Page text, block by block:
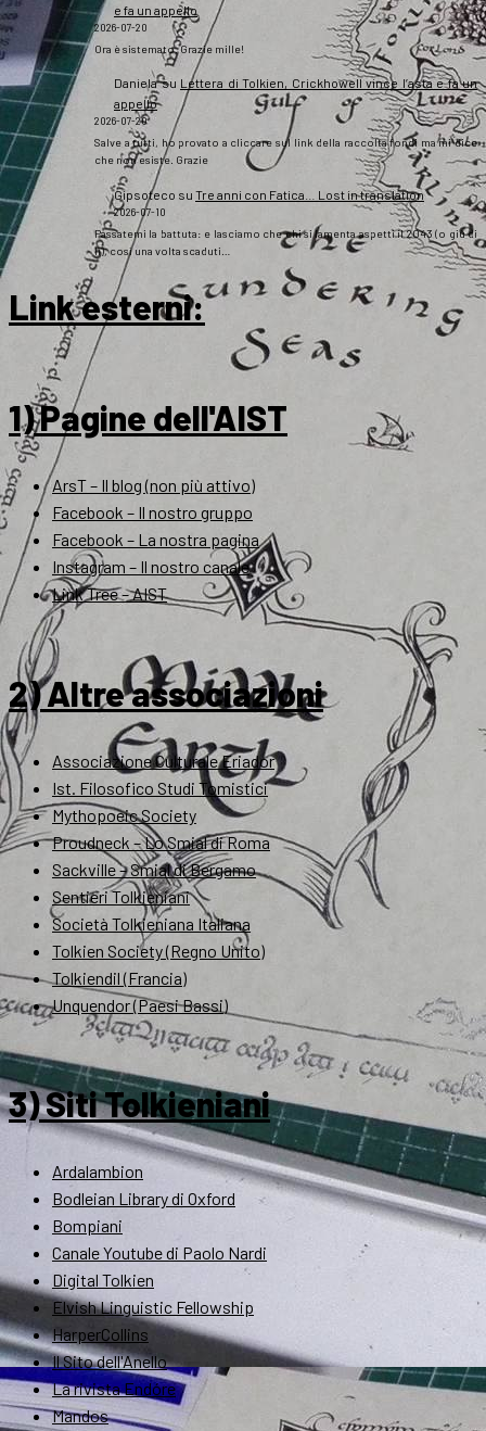
e fa un appello
2026-07-20
Ora è sistemato. Grazie mille!
Danielasu Lettera di Tolkien, Crickhowell vince l’asta e fa un
appello
2026-07-20
Salve a tutti, ho provato a cliccare sul link della raccolta fondi ma mi dice
che non esiste. Grazie
Gipsoteco su Tre anni con Fatica… Lost in translation
2026-07-10
Passatemi la battuta: e lasciamo che chi si lamenta aspetti il 2043 (o giù di
lì), così una volta scaduti…
Link esterni:
1) Pagine dell'AIST
ArsT – Il blog (non più attivo)
Facebook – Il nostro gruppo
Facebook – La nostra pagina
Instagram – Il nostro canale
Link Tree – AIST
2) Altre associazioni
Associazione Culturale Eriador
Ist. Filosofico Studi Tomistici
Mythopoeic Society
Proudneck – Lo Smial di Roma
Sackville – Smial di Bergamo
Sentieri Tolkieniani
Società Tolkieniana Italiana
Tolkien Society (Regno Unito)
Tolkiendil (Francia)
Unquendor (Paesi Bassi)
3) Siti Tolkieniani
Ardalambion
Bodleian Library di Oxford
Bompiani
Canale Youtube di Paolo Nardi
Digital Tolkien
Elvish Linguistic Fellowship
HarperCollins
Il Sito dell'Anello
La rivista Endóre
Mandos